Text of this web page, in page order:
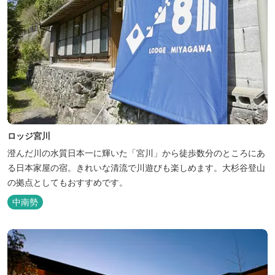
ロッジ宮川
澄んだ川の水質日本一に輝いた「宮川」から徒歩数分のところにあ
る日本家屋の宿。きれいな清流で川遊びも楽しめます。大杉谷登山
の拠点としてもおすすめです。
中南勢